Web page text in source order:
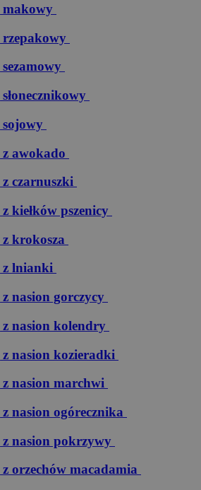
makowy
rzepakowy
sojowy
awokado
czarnuszki
kiełków pszenicy
krokosza
z lnianki
nasion gorczycy
z nasion kolendry
z nasion kozieradki
z nasion marchwi
nasion ogórecznika
z nasion pokrzywy
orzechów macadamia